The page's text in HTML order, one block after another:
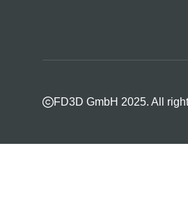
FD3D GmbH 2025. All